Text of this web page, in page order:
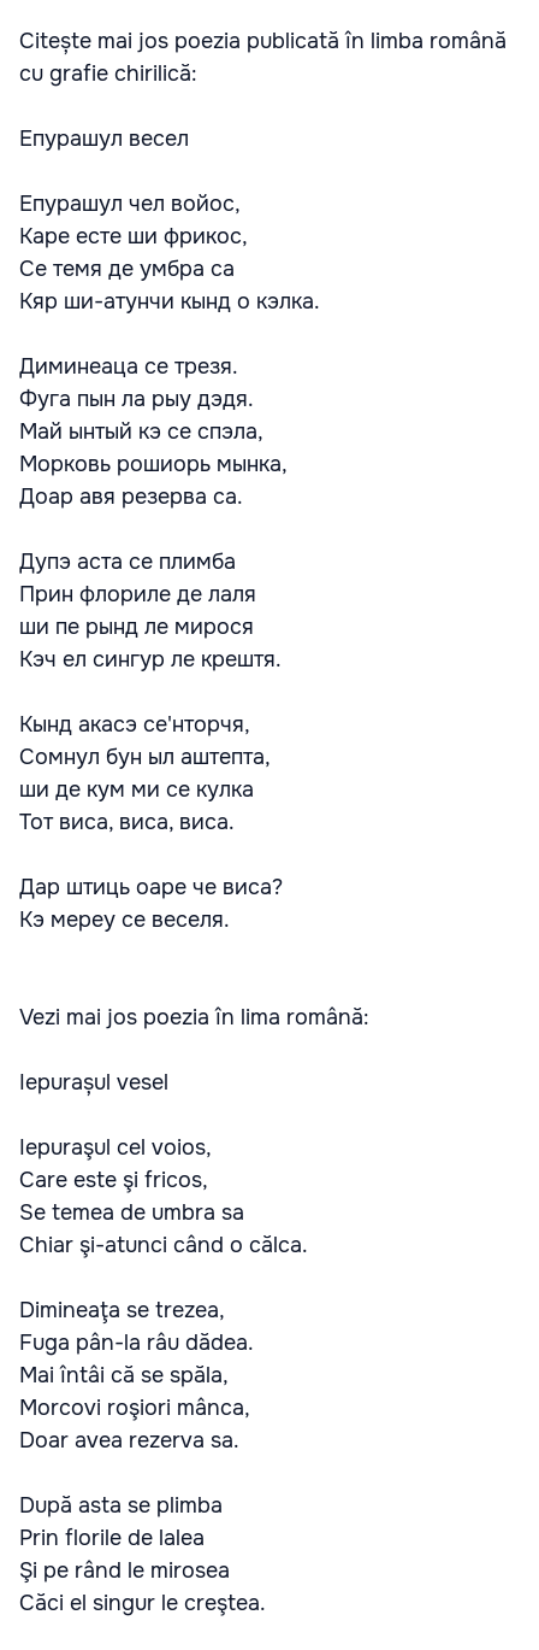
Citește mai jos poezia publicată în limba română
cu grafie chirilică:
Епурашул весел
Епурашул чел войос,
Каре есте ши фрикос,
Се темя де умбра са
Кяр ши-атунчи кынд о кэлка.
Диминеаца се трезя.
Фуга пын ла рыу дэдя.
Май ынтый кэ се спэла,
Морковь рошиорь мынка,
Доар авя резерва са.
Дупэ аста се плимба
Прин флориле де лаля
ши пе рынд ле мирося
Кэч ел сингур ле крештя.
Кынд акасэ се'нторчя,
Сомнул бун ыл аштепта,
ши де кум ми се кулка
Тот виса, виса, виса.
Дар штиць оаре че виса?
Кэ мереу се веселя.
Vezi mai jos poezia în lima română:
Iepurașul vesel
Iepuraşul cel voios,
Care este şi fricos,
Se temea de umbra sa
Chiar şi-atunci când o călca.
Dimineaţa se trezea,
Fuga pân-la râu dădea.
Mai întâi că se spăla,
Morcovi roşiori mânca,
Doar avea rezerva sa.
După asta se plimba
Prin florile de lalea
Şi pe rând le mirosea
Căci el singur le creştea.